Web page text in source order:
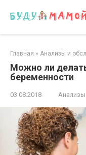
Главная » Анализы и
Можно ли
беременности
03.08.2018 Анализы